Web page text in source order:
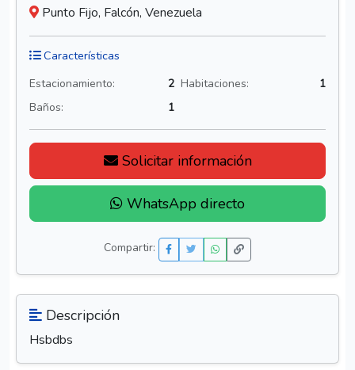
Punto Fijo, Falcón, Venezuela
Características
Estacionamiento: 2 Habitaciones:
1
Baños:
1
Solicitar información
WhatsApp directo
Compartir:
Descripción
Hsbdbs